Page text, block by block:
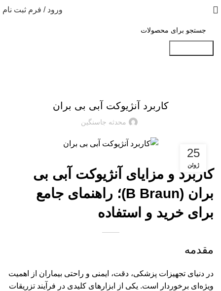
ورود / فرم ثبت نام
کاربرد آنژیوکت آبی بی بران
محدثه جاسنگین
25
ژوئن
کاربرد و مزایای آنژیوکت آبی بی
بران (B Braun)؛ راهنمای جامع
برای خرید و استفاده
مقدمه
در دنیای تجهیزات پزشکی، دقت، ایمنی و راحتی بیماران از اهمیت
ویژه‌ای برخوردار است. یکی از ابزارهای کلیدی در فرآیند تزریقات